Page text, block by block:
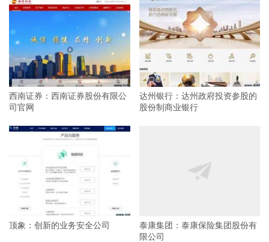
西南证券：西南证券股份有限公
司官网
达州银行：达州政府投资参股的
股份制商业银行
顶象：创新的业务安全公司
泰康集团：泰康保险集团股份有
限公司